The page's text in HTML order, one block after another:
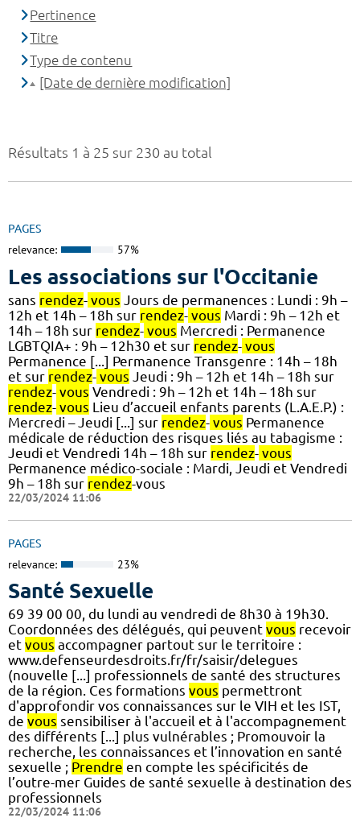
Résultats 1 à 25 sur 230 au total
PAGES
relevance: 57%
Les associations sur l'Occitanie
sans rendez- vous Jours de permanences : Lundi : 9h –
12h et 14h – 18h sur rendez- vous Mardi : 9h – 12h et
14h – 18h sur rendez- vous Mercredi : Permanence
LGBTQIA+ : 9h – 12h30 et sur rendez- vous
Permanence [...] Permanence Transgenre : 14h – 18h
et sur rendez- vous Jeudi : 9h – 12h et 14h – 18h sur
rendez- vous Vendredi : 9h – 12h et 14h – 18h sur
rendez- vous Lieu d’accueil enfants parents (L.A.E.P.) :
Mercredi – Jeudi [...] sur rendez- vous Permanence
médicale de réduction des risques liés au tabagisme :
Jeudi et Vendredi 14h – 18h sur rendez- vous
Permanence médico-sociale : Mardi, Jeudi et Vendredi
9h – 18h sur rendez-vous
22/03/2024 11:06
PAGES
relevance: 23%
Santé Sexuelle
69 39 00 00, du lundi au vendredi de 8h30 à 19h30.
Coordonnées des délégués, qui peuvent vous recevoir
et vous accompagner partout sur le territoire :
www.defenseurdesdroits.fr/fr/saisir/delegues
(nouvelle [...] professionnels de santé des structures
de la région. Ces formations vous permettront
d'approfondir vos connaissances sur le VIH et les IST,
de vous sensibiliser à l'accueil et à l'accompagnement
des différents [...] plus vulnérables ; Promouvoir la
recherche, les connaissances et l’innovation en santé
sexuelle ; Prendre en compte les spécificités de
l’outre-mer Guides de santé sexuelle à destination des
professionnels
22/03/2024 11:06
Pertinence
Titre
Type de contenu
[Date de dernière modification]